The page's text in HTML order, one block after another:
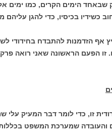
שבאחד הימים הקרים, כמו ימים
כשידיו בכיסיו, כדי להגן עליהם
אף הזדמנות להתבדח בחידודי
זו הפעם הראשונה שאני רואה
זו, כדי לומר דבר המעיק עלי
והעובדה שמערכת המשפט